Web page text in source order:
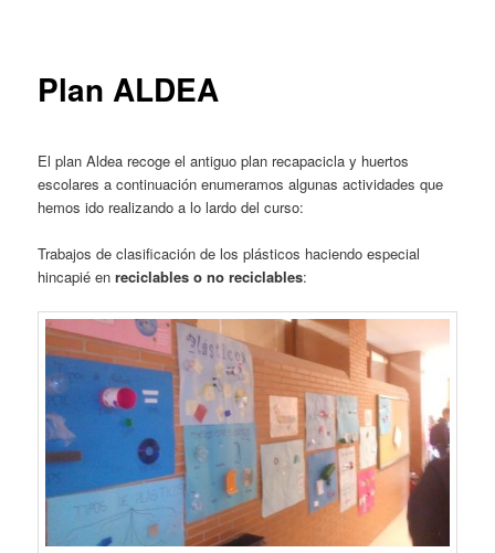
Plan ALDEA
El plan Aldea recoge el antiguo plan recapacicla y huertos
escolares a continuación enumeramos algunas actividades que
hemos ido realizando a lo lardo del curso:
Trabajos de clasificación de los plásticos haciendo especial
hincapié enreciclables o no reciclables: